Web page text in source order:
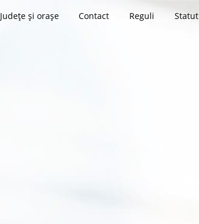
Județe și orașe Contact Reguli Statut